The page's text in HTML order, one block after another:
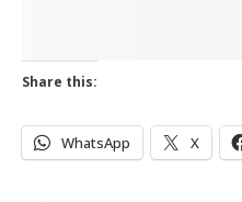
Share this:
WhatsApp X